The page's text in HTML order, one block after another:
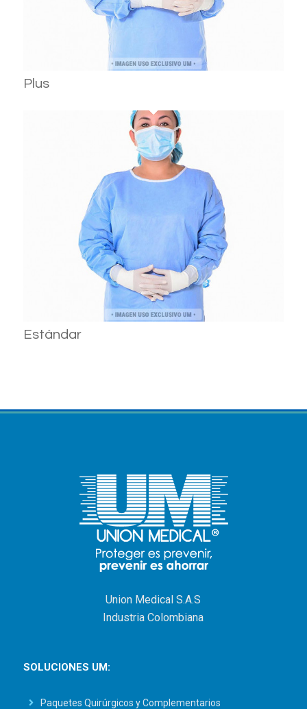
Plus
Estándar
Union Medical S.A.S
Industria Colombiana
SOLUCIONES UM:
Paquetes Quirúrgicos y Complementarios